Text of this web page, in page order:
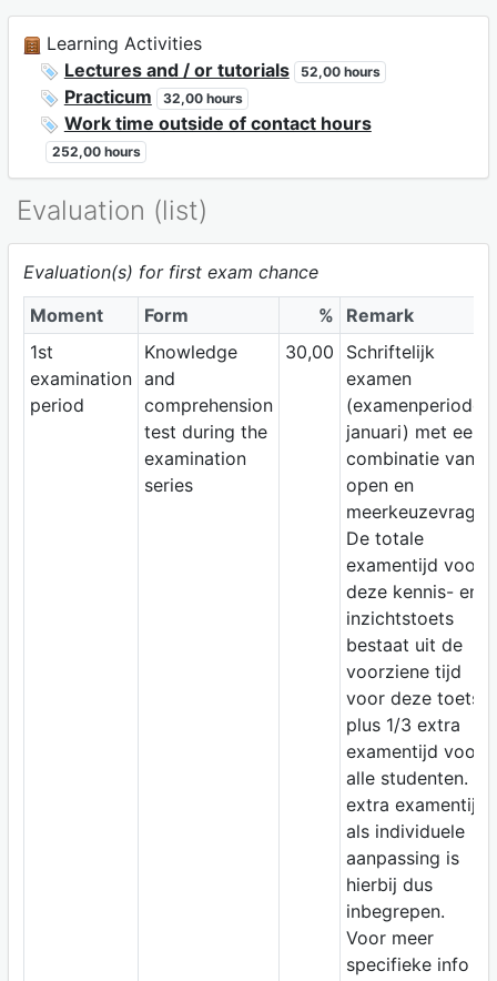
Learning Activities
Lectures and / or tutorials
52,00 hours
Practicum 32,00 hours
Work time outside of contact hours
252,00 hours
Evaluation (list)
Evaluation(s) for first exam chance
Moment
Form %
Remark
1st
examination
period
Knowledge
and
comprehension
test during the
examination
series
30,00
Schriftelijk
examen
(examenperiode
januari) met een
combinatie van
open en
De totale
examentijd voor
deze kennis- en
inzichtstoets
bestaat uit de
voorziene tijd
voor deze toets
plus 1/3 extra
examentijd voor
alle studenten. De
extra examentijd
als individuele
aanpassing is
hierbij dus
inbegrepen.
Voor meer
specifieke info en